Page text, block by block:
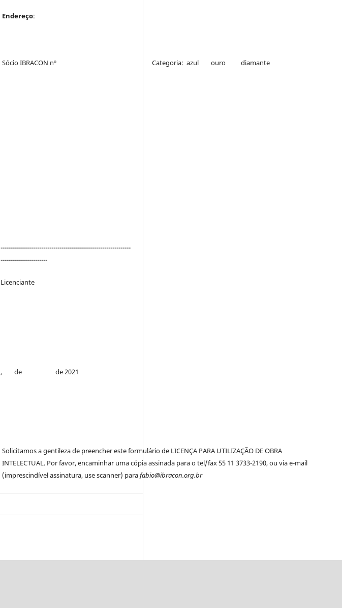
Endereço:
Sócio IBRACON nº Categoria: azul ouro diamante
----------------------------------------------------------------
-----------------------
Licenciante
, de de 2021
Solicitamos a gentileza de preencher este formulário de LICENÇA PARA UTILIZAÇÃO DE OBRA
INTELECTUAL. Por favor, encaminhar uma cópia assinada para o tel/fax 55 11 3733-2190, ou via e-mail
(imprescindível assinatura, use scanner) parafabio@ibracon.org.br